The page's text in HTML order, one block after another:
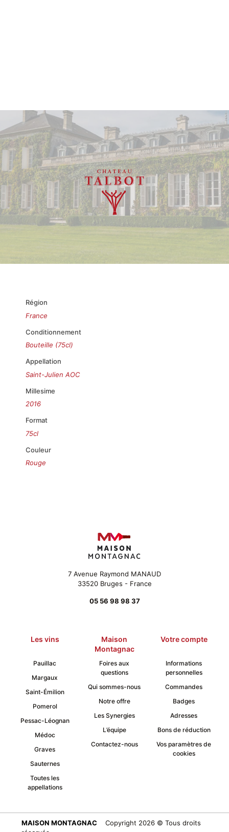
Région
France
Conditionnement
Bouteille (75cl)
Appellation
Saint-Julien AOC
Millesime
2016
Format
75cl
Couleur
Rouge
7 Avenue Raymond MANAUD
33520 Bruges - France
05 56 98 98 37
Les vins
Maison
Montagnac
Votre compte
Pauillac
Margaux
Saint-Émilion
Pomerol
Pessac-Léognan
Médoc
Graves
Sauternes
Toutes les
appellations
Foires aux
questions
Qui sommes-nous
Notre offre
Les Synergies
L’équipe
Contactez-nous
Informations
personnelles
Commandes
Badges
Adresses
Bons de réduction
Vos paramètres de
cookies
MAISON MONTAGNAC Copyright 2026 © Tous droits